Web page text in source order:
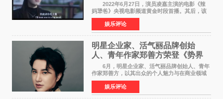
2022年6月27日，演员凌嘉主演的电影《辣
妈犟爸》央视电影频道黄金时段首播。其后，该
电影在央视电影频道多次复播（2022年8月10
日，2022年9月30日，2023年7月17日，2025年7
月14日）。除了多次复
娱乐评论
明星企业家、活气丽品牌创始
人、青年作家郑善方荣登《势界
POWERCIRCLES》6月刊
6月，明星企业家、活气丽品牌创始人、青年
作家郑善方，以其出众的个人魅力与在商业领域
的卓越建树，成功登上《势界
POWERCIRCLES》，展现了他在时尚与商业领
域的双重影响力。 明星企业家、青
娱乐评论